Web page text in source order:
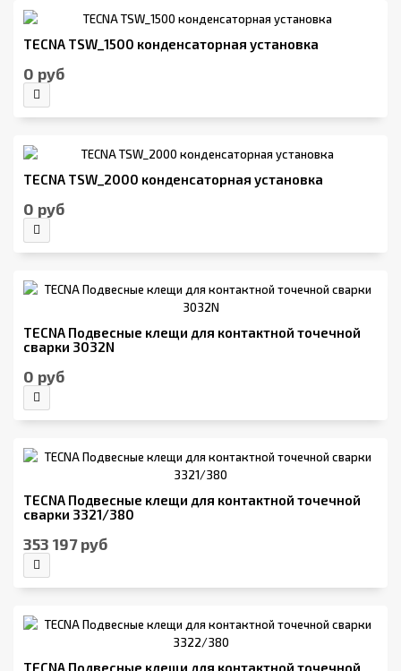
TECNA TSW_1500 конденсаторная установка
0 руб
TECNA TSW_2000 конденсаторная установка
0 руб
TECNA Подвесные клещи для контактной точечной
сварки 3032N
0 руб
TECNA Подвесные клещи для контактной точечной
сварки 3321/380
353 197 руб
TECNA Подвесные клещи для контактной точечной